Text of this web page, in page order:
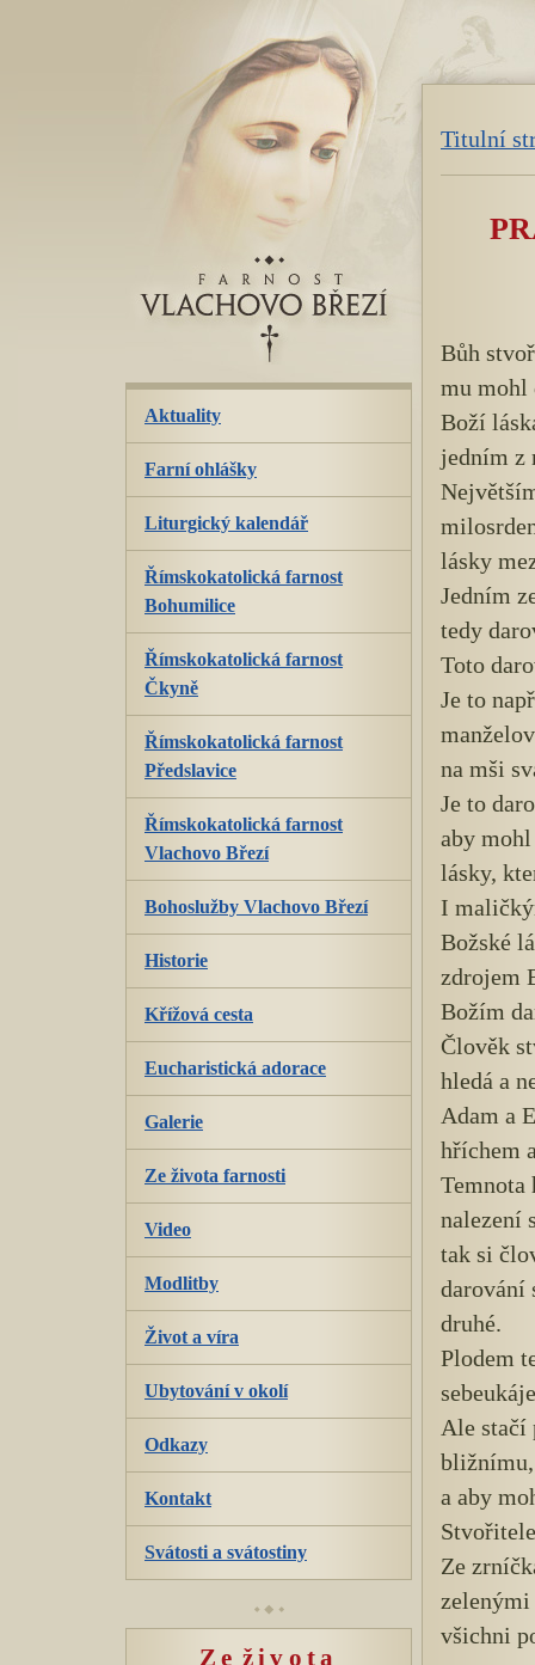
Titulní
Bůh
mu mohl
Boží
jedním z
lásky
Jedním
tedy
Toto
Je to
na mši
Je to
aby
lásky,
I
Božské
zdrojem
Božím
Člověk
hledá a
Adam a
hříchem
Temnota
nalezení
tak si
darování
druhé.
Plodem
Ale stačí
bližnímu,
a aby
Ze
všichni
Aktuality
Farní ohlášky
Liturgický kalendář
Římskokatolická farnost
Bohumilice
Římskokatolická farnost
Čkyně
Římskokatolická farnost
Předslavice
Římskokatolická farnost
Vlachovo Březí
Bohoslužby Vlachovo Březí
Historie
Křížová cesta
Eucharistická adorace
Galerie
Ze života farnosti
Video
Modlitby
Život a víra
Ubytování v okolí
Odkazy
Kontakt
Svátosti a svátostiny
Ze života